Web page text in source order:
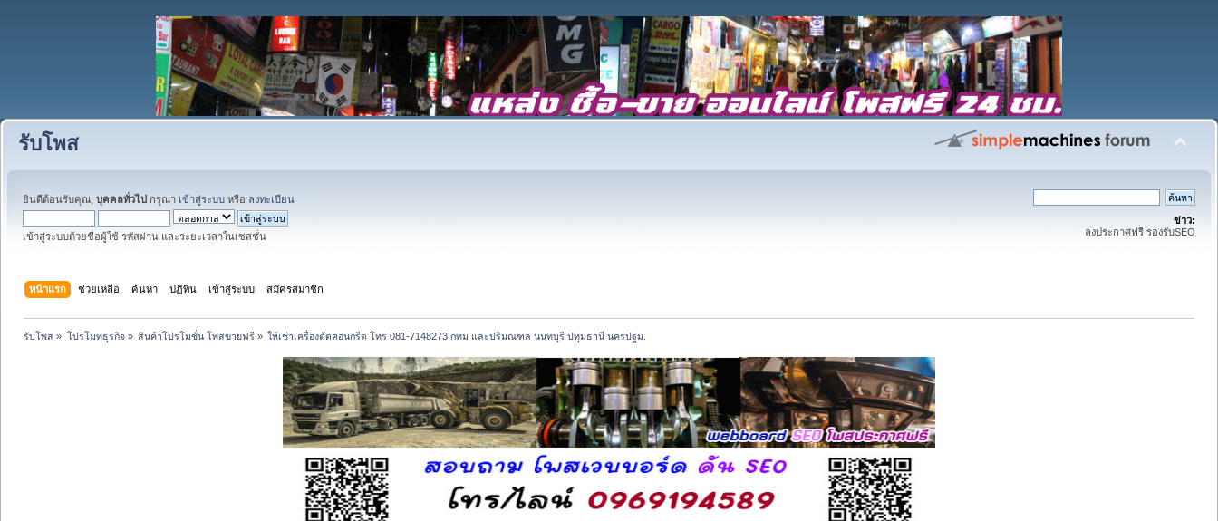
รับโพส
ยินดีต้อนรับคุณ, บุคคลทั่วไป กรุณา เข้าสู่ระบบ หรือ ลงทะเบียน
เข้าสู่ระบบด้วยชื่อผู้ใช้ รหัสผ่าน และระยะเวลาในเซสชั่น
ข่าว:
ลงประกาศฟรี รองรับSEO
หน้าแรก ช่วยเหลือ ค้นหา ปฏิทิน เข้าสู่ระบบ สมัครสมาชิก
รับโพส » โปรโมทธุรกิจ» สินค้าโปรโมชั่น โพสขายฟรี» ให้เช่าเครื่องตัดคอนกรีต โทร 081-7148273 กทม และปริมณฑล นนทบุรี ปทุมธานี นครปฐม.